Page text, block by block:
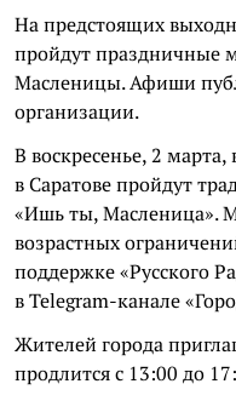
На предстоящих
пройдут праздничные
Масленицы. Афиши
организации.
В воскресенье, 2
в Саратове пройдут
«Ишь ты, Масленица».
возрастных
поддержке «Русского
в Telegram-канале
Жителей города
продлится с 13:00 до